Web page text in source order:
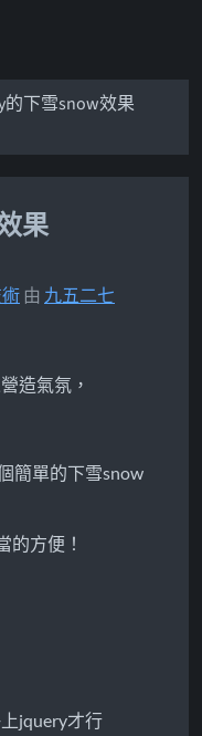
的下雪snow效果
果
由 九五二七
造氣氛，
簡單的下雪snow
的方便！
jquery才行